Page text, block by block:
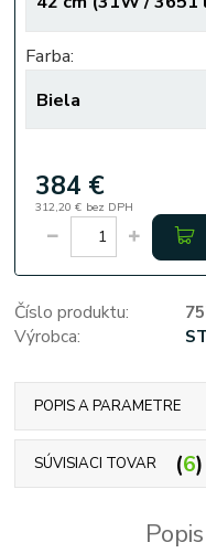
Farba:
384 €
312,20 € bez DPH
Číslo produktu:
Výrobca:
POPIS A PARAMETRE
SÚVISIACI TOVAR 6